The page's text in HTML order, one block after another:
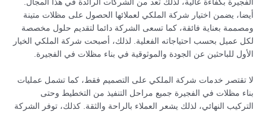
الفجيرة بكفاءة عالية، لذلك تعد من الشركات الرائدة في هذا المجال.
أيضا، يضمن اختيار شركة الملكي لعملائها الحصول على مظلات متينة
ومصممة بعناية فائقة، كما تسعى الشركة دائما لتقديم حلول مخصصة
لكل عميل بحسب احتياجاته الفعلية. لذلك، أصبحت شركة الملكي الخيار
الأول للباحثين عن الجودة والموثوقية في بناء مظلات في الفجيرة.
لا تقتصر خدمات شركة الملكي على التصميم فقط، كما تشمل عمليات
بناء مظلات في الفجيرة جميع مراحل التنفيذ من التخطيط وحتى
التركيب النهائي، لذلك يشعر العملاء بالراحة والثقة. كذلك، توفر الشركة